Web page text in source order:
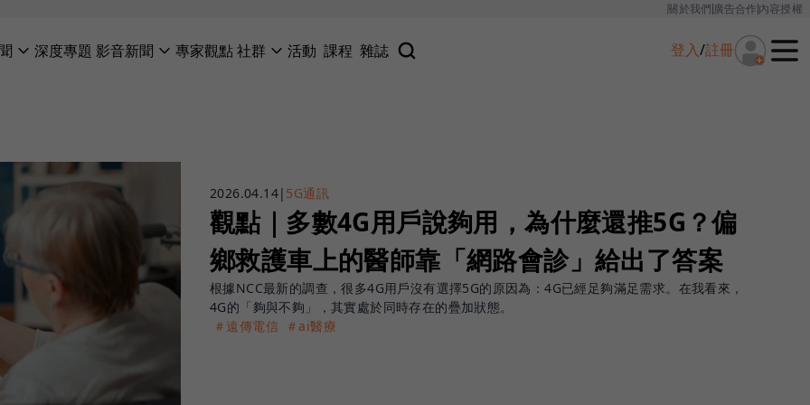
關於我們廣告合作內容授權
深度專題 影音新聞 專家觀點社群 活動 課程 雜誌 登入/註冊
2026.04.14| 5G通訊
觀點｜多數4G用戶說夠用，為什麼還推5G？偏
鄉救護車上的醫師靠「網路會診」給出了答案
根據NCC最新的調查，很多4G用戶沒有選擇5G的原因為：4G已經足夠滿足需求。在我看來，
4G的「夠與不夠」，其實處於同時存在的疊加狀態。
＃遠傳電信 ＃ai醫療